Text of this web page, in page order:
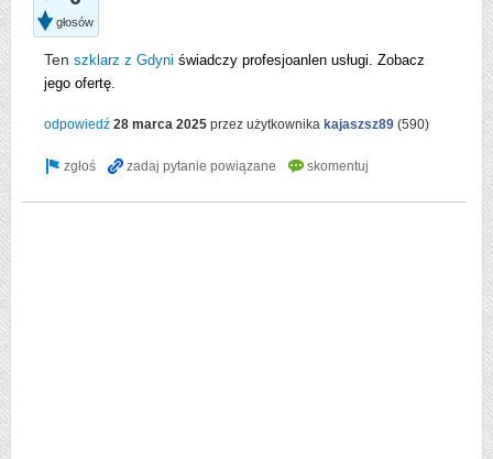
głosów
Ten szklarz z Gdyni świadczy profesjoanlen usługi. Zobacz
jego ofertę.
odpowiedź 28 marca 2025 przez użytkownika kajaszsz89 (590)